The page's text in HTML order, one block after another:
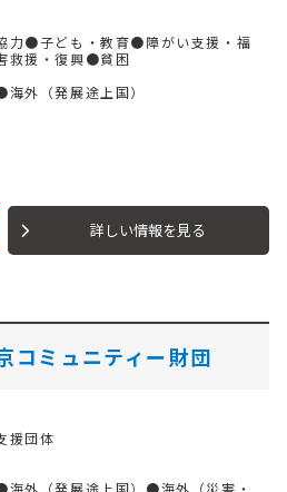
力●子ども・教育●障がい支援・福
救援・復興●貧困
外（発展途上国）
詳しい情報を見る
コミュニティー財団
援団体
外（発展途上国）●海外（災害・